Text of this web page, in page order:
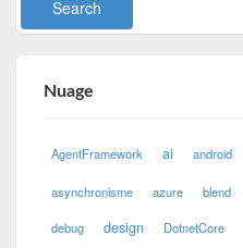
Nuage
AgentFramework ai android
asynchronisme azure blend
debug design DotnetCore